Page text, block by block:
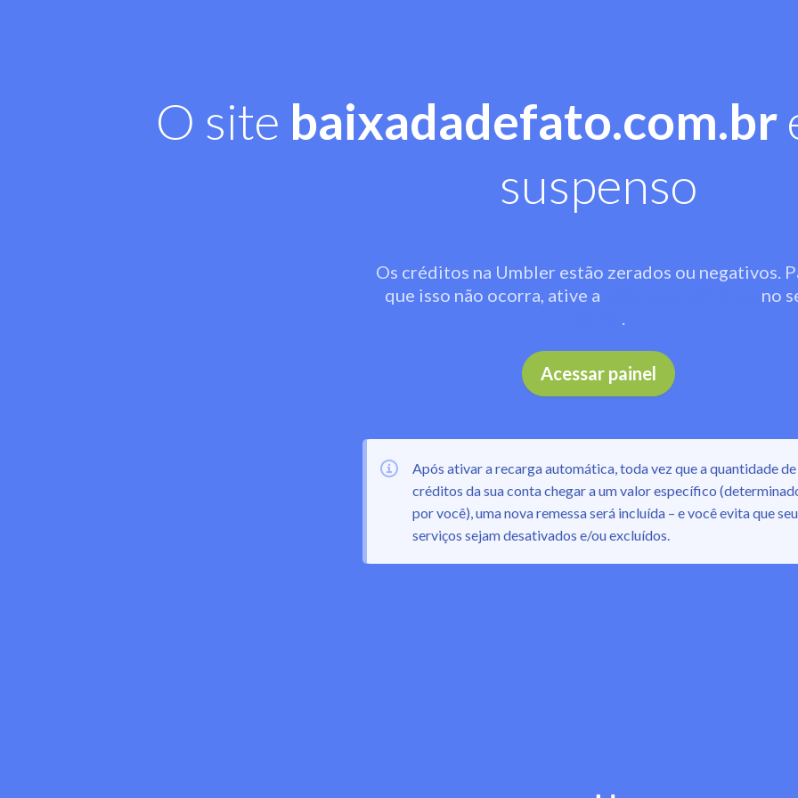
O site baixadadefato.com.br
suspenso
Os créditos na Umbler estão zerados ou negativos.
que isso não ocorra, ative a
no
.
Acessar painel
Após ativar a recarga automática, toda vez que a quantidade de
créditos da sua conta chegar a um valor específico
por você), uma nova remessa será incluída – e você evita que
serviços sejam desativados e/ou excluídos.